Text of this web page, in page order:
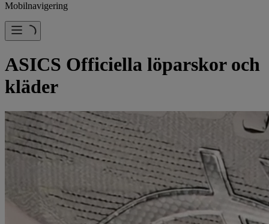
Mobilnavigering
ASICS Officiella löparskor och
kläder